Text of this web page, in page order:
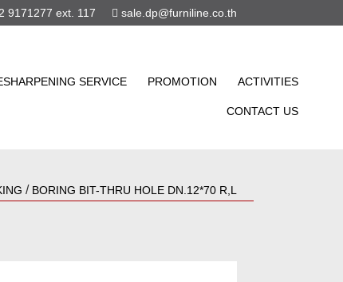
9171277 ext. 117 sale.dp@furniline.co.th
SERVICE PROMOTION ACTIVITIES
CONTACT US
/ BORING BIT-THRU HOLE DN.12*70 R,L